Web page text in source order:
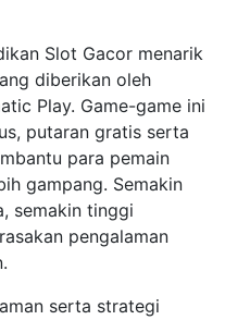
Slot Gacor menarik
diberikan oleh
Play. Game-game ini
putaran gratis serta
para pemain
gampang. Semakin
semakin tinggi
pengalaman
serta strategi